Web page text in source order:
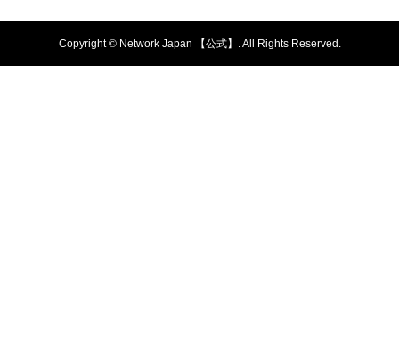
Copyright ©Network Japan 【公式】. All Rights Reserved.